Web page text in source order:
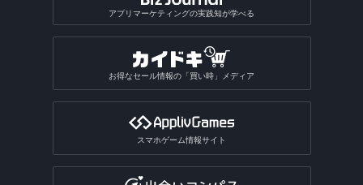
アプリマーケティングの実践知が学べる
お得なセール情報の「買い時」メディア
スマホゲーム情報サイト